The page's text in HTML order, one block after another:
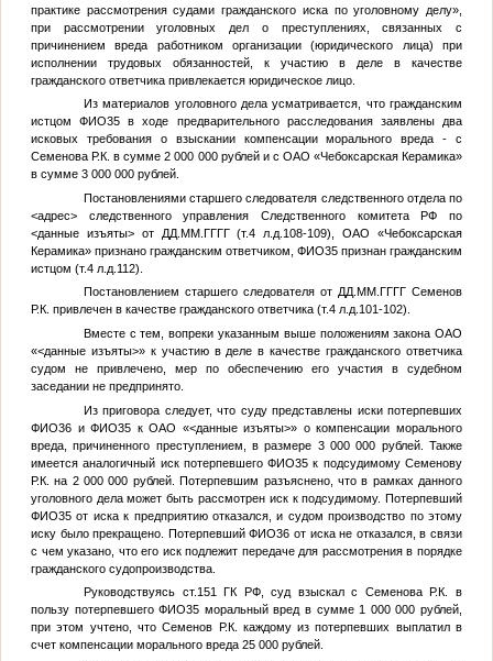
практике рассмотрения судами гражданского иска по уголовному делу»,
при рассмотрении уголовных дел о преступлениях, связанных с
причинением вреда работником организации (юридического лица) при
исполнении трудовых обязанностей, к участию в деле в качестве
гражданского ответчика привлекается юридическое лицо.
Из материалов уголовного дела усматривается, что гражданским
истцомФИО35 в ходе предварительного расследования заявлены два
исковых требования о взыскании компенсации морального вреда - с
Семенова Р.К. в сумме 2 000 000 рублей и с ОАО «Чебоксарская Керамика»
в сумме 3 000 000 рублей.
Постановлениями старшего следователя следственного отдела по
<адрес>следственного управления Следственного комитета РФ по
<данные изъяты>от ДД.ММ.ГГГГ(т.4 л.д.108-109), ОАО «Чебоксарская
Керамика» признано гражданским ответчиком,ФИО35 признан гражданским
истцом (т.4 л.д.112).
Постановлением старшего следователя отДД.ММ.ГГГГ Семенов
Р.К. привлечен в качестве гражданского ответчика (т.4 л.д.101-102).
Вместе с тем, вопреки указанным выше положениям закона ОАО
«<данные изъяты>» к участию в деле в качестве гражданского ответчика
судом не привлечено, мер по обеспечению его участия в судебном
заседании не предпринято.
Из приговора следует, что суду представлены иски потерпевших
ФИО36иФИО35 к ОАО «<данные изъяты>» о компенсации морального
вреда, причиненного преступлением, в размере 3 000 000 рублей. Также
имеется аналогичный иск потерпевшегоФИО35 к подсудимому Семенову
Р.К. на 2 000 000 рублей. Потерпевшим разъяснено, что в рамках данного
уголовного дела может быть рассмотрен иск к подсудимому. Потерпевший
ФИО35от иска к предприятию отказался, и судом производство по этому
иску было прекращено. ПотерпевшийФИО36 от иска не отказался, в связи
с чем указано, что его иск подлежит передаче для рассмотрения в порядке
гражданского судопроизводства.
Руководствуясь ст.151 ГК РФ, суд взыскал с Семенова Р.К. в
пользу потерпевшегоФИО35 моральный вред в сумме 1 000 000 рублей,
при этом учтено, что Семенов Р.К. каждому из потерпевших выплатил в
счет компенсации морального вреда 25 000 рублей.